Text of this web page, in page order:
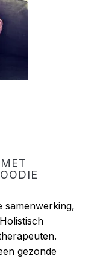
samenwerking,
gezonde